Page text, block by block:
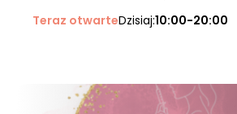
Teraz otwarteDzisiaj:10:00-20:00